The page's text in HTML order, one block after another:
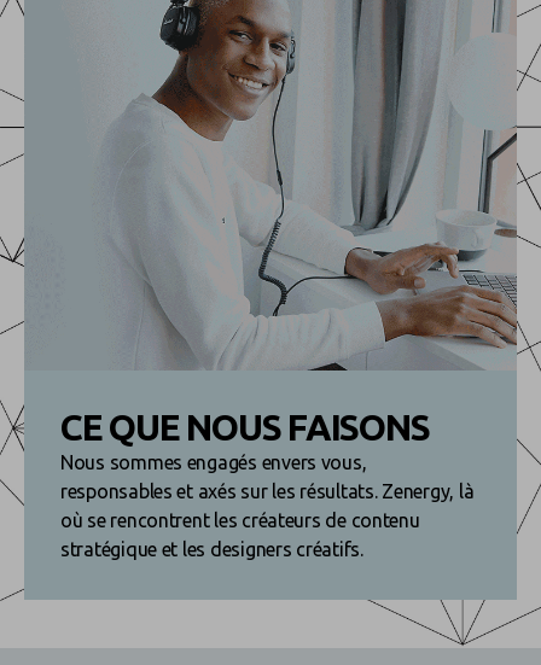
CE QUE NOUS FAISONS
Nous sommes engagés envers vous,
responsables et axés sur les résultats. Zenergy, là
où se rencontrent les créateurs de contenu
stratégique et les designers créatifs.